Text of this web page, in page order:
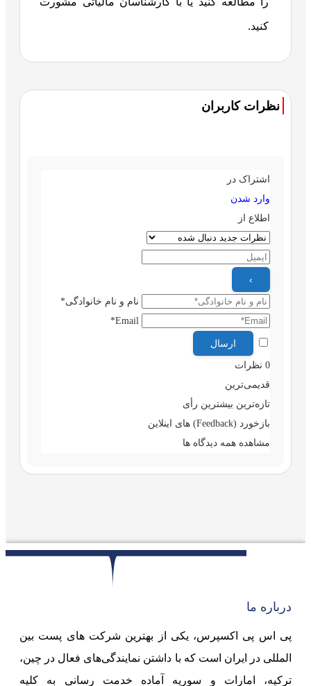
کنید.
نظرات کاربران
اشتراک در
وارد شدن
اطلاع از
نام و نام خانوادگی*
Email*
0 نظرات
قدیمی‌ترین
تازه‌ترین بیشترین رأی
بازخورد (Feedback) های اینلاین
مشاهده همه دیدگاه ها
درباره ما
پی اس پی اکسپرس، یکی از بهترین شرکت های پست بین
المللی در ایران است که با داشتن نمایندگی‌های فعال در چین،
ترکیه، امارات و سوریه آماده خدمت رسانی به کلیه